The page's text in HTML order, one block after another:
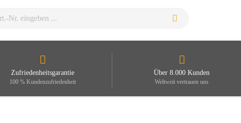
Zufriedenheitsgarantie
100 % Kundenzufriedenheit
Über 8.000 Kunden
Weltweit vertrauen uns